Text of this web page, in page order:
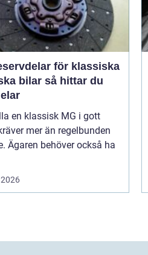
för klassiska
så hittar du
en klassisk MG i gott
mer än regelbunden
Ägaren behöver också ha